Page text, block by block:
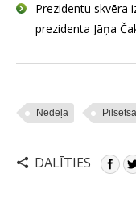
Prezidentu skvēra
prezidenta Jāņa
Nedēļa
DALĪTIES